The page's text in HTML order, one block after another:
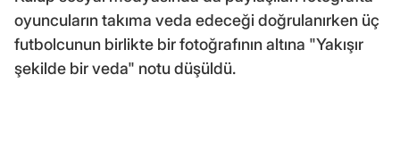
oyuncuların takıma veda edeceği doğrulanırken üç
futbolcunun birlikte bir fotoğrafının altına "Yakışır
şekilde bir veda" notu düşüldü.